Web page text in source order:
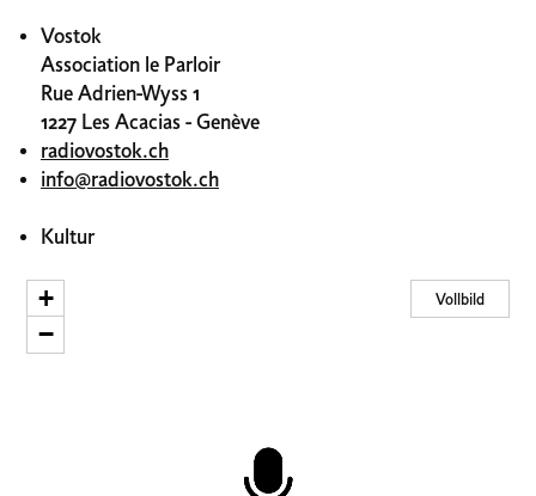
Vostok
Association le Parloir
Rue Adrien-Wyss 1
1227 Les Acacias - Genève
radiovostok.ch
info@radiovostok.ch
Kultur
+
−
Vollbild